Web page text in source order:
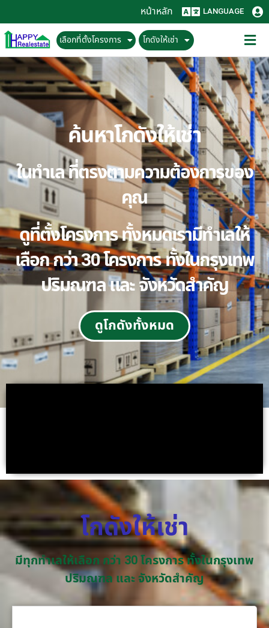
หน้าหลัก LANGUAGE
เลือกที่ตั้งโครงการ โกดังให้เช่า
ค้นหาโกดังให้เช่า
ในทำเล ที่ตรงตามความต้องการของ
คุณ
ดูที่ตั้งโครงการ ทั้งหมดเรามีทำเลให้
เลือก กว่า 30 โครงการ ทั้งในกรุงเทพ
ปริมณฑล และ จังหวัดสำคัญ
ดูโกดังทั้งหมด
โกดังให้เช่า
มีทุกทำเลให้เลือก กว่า 30 โครงการ ทั้งในกรุงเทพ
ปริมณฑล และ จังหวัดสำคัญ